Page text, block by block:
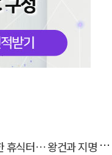
식터… 왕건과 지명 산책